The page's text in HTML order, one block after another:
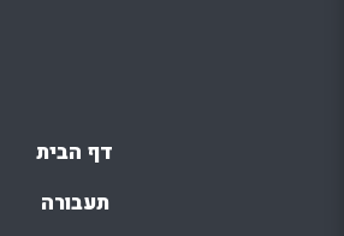
דף הבית
תעבורה